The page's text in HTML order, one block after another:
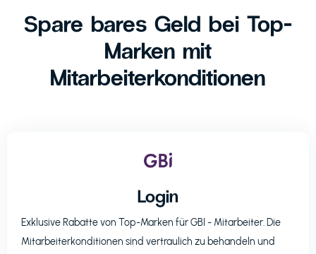
Spare bares Geld bei Top-
Marken mit
Mitarbeiterkonditionen
Login
Exklusive Rabatte von Top-Marken fürGBI - Mitarbeiter. Die
Mitarbeiterkonditionen sind vertraulich zu behandeln und